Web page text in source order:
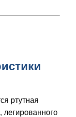
ртутная
легированного